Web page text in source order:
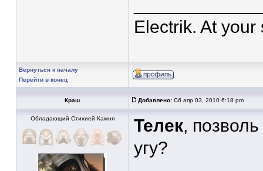
Electrik. At your
Вернуться к началу
Перейти в конец
Крэш Добавлено: Сб апр 03, 2010 6:18 pm
Обладающий Стихией Камня Телек,
угу?